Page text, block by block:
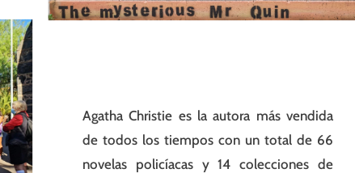
Agatha Christie es la autora más vendida
de todos los tiempos con un total de 66
novelas policíacas y 14 colecciones de